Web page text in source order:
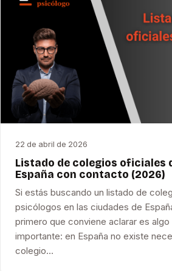
22 de abril de 2026
Listado de colegios oficiales
España con contacto (2026)
Si estás buscando un listado de
psicólogos en las ciudades de
primero que conviene aclarar es algo
importante: en España no existe
colegio…